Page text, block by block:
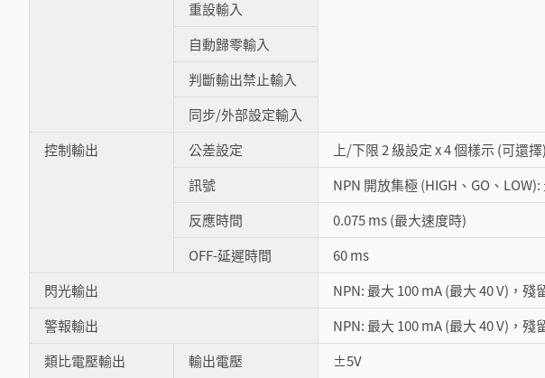
重設輸入
自動歸零輸入
判斷輸出禁止輸入
同步/外部設定輸入
控制輸出
公差設定
上/下限 2 級設定 x 4 個樣示 (可還擇)
訊號
NPN 開放集極 (HIGH、GO、
反應時間
0.075 ms (最大速度時)
OFF-延遲時間
60 ms
閃光輸出
NPN: 最大 100 mA (最大 40 V)，殘
警報輸出
NPN: 最大 100 mA (最大 40 V)，殘
類比電壓輸出
輸出電壓
±5V